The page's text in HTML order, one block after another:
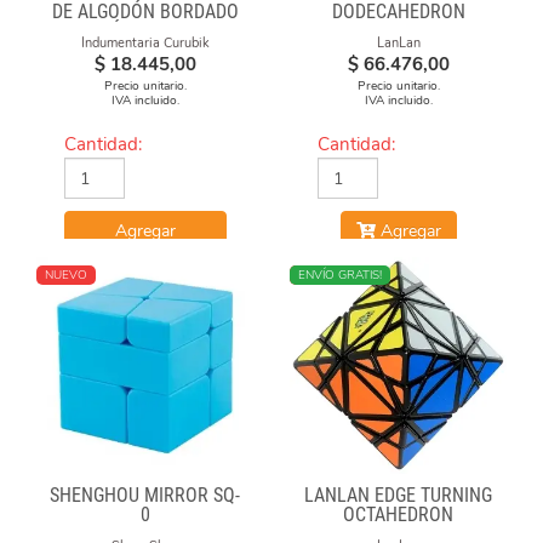
DE ALGODÓN BORDADO
"FÓRMULAS"
Indumentaria Curubik
$ 18.445,00
Precio unitario.
IVA incluido.
Cantidad:
Agregar
DODECAHEDRON
DIAMOND CUBE
LanLan
$ 66.476,00
Precio unitario.
IVA incluido.
Cantidad:
Agregar
NUEVO
SHENGHOU MIRROR SQ-
0
NUEVO
ENVÍO GRATIS!
LANLAN EDGE TURNING
OCTAHEDRON